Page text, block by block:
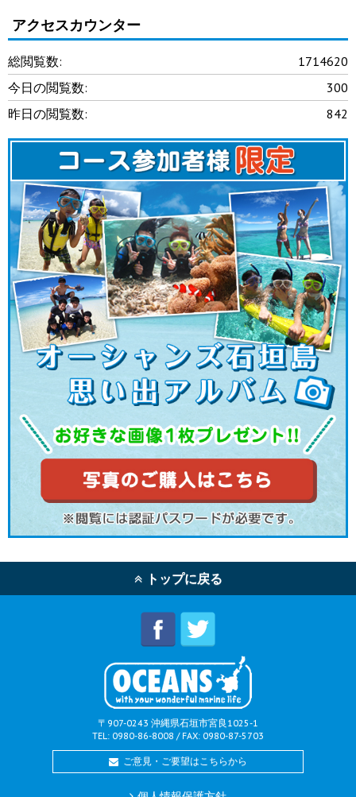
アクセスカウンター
1714620
総閲覧数:
300
今日の閲覧数:
842
昨日の閲覧数:
トップに戻る
〒907-0243 沖縄県石垣市宮良1025-1
TEL: 0980-86-8008 / FAX: 0980-87-5703
ご意見・ご要望はこちらから